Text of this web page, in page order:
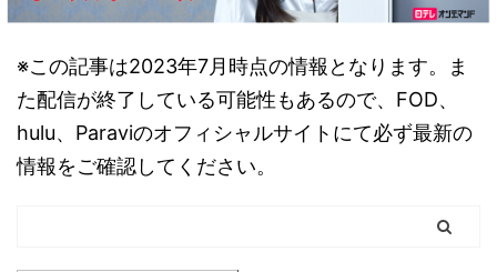
※この記事は2023年7月時点の情報となります。ま
た配信が終了している可能性もあるので、FOD、
hulu、Paraviのオフィシャルサイトにて必ず最新の
情報をご確認してください。